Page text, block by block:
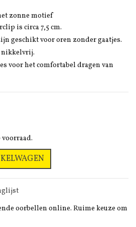
zonne motief
is circa 7,5 cm.
geschikt voor oren zonder gaatjes.
nikkelvrij.
voor het comfortabel dragen van
oorbellen online. Ruime keuze om